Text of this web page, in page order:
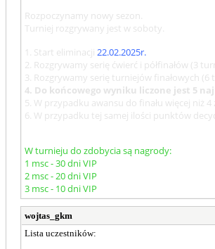
Rozpoczynamy nowy sezon.
Turniej rozgrywany jest w soboty.
1. Start eliminacji 22.02.2025r.
2. Rozgrywamy serię ćwierć i półfinałów (3
3. Rozgrywamy serię turniejów finałowych (6
4. Do końcowego wyniku liczone jest 5
5. W przypadku awansu do finału więcej niż
6. W przypadku tej samej ilości punktów
W turnieju do zdobycia są nagrody:
1 msc - 30 dni VIP
2 msc - 20 dni VIP
3 msc - 10 dni VIP
wojtas_gkm
Lista uczestników: